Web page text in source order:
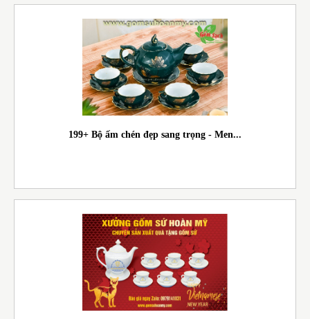
199+ Bộ ấm chén đẹp sang trọng - Men...